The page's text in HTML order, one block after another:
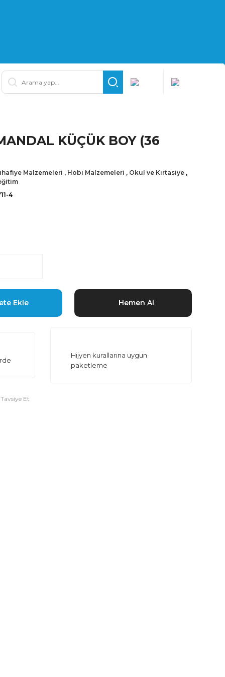
KÜÇÜK BOY (36
Malzemeleri , Hobi Malzemeleri , Okul ve Kırtasiye ,
4
Ekle Hemen Al
Hijyen kurallarına uygun
paketleme
Tavsiye Et